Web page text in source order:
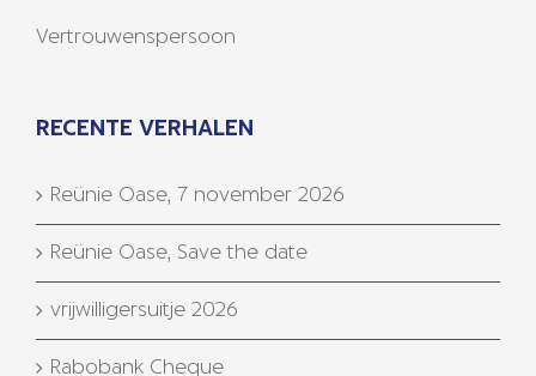
Vertrouwenspersoon
RECENTE VERHALEN
Reünie Oase, 7 november 2026
Reünie Oase, Save the date
vrijwilligersuitje 2026
Rabobank Cheque